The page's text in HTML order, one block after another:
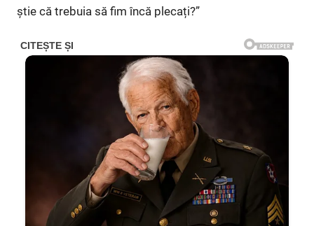
știe că trebuia să fim încă plecați?”